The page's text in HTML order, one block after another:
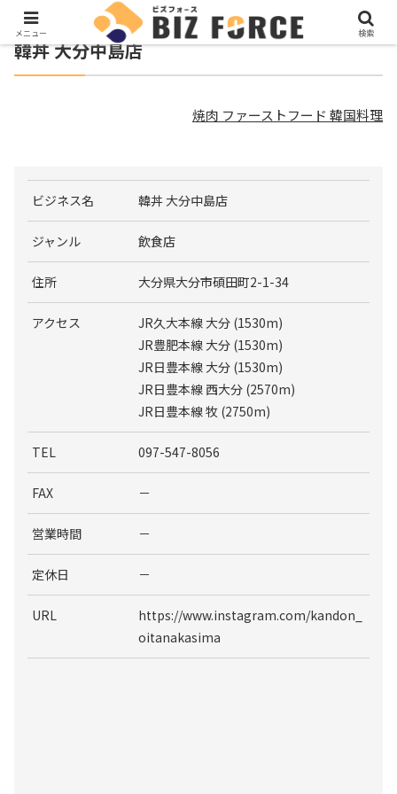
韓丼 大分中島店
焼肉 ファーストフード 韓国料理
ビジネス名 韓丼 大分中島店
ジャンル 飲食店
住所 大分県大分市碩田町2-1-34
アクセス
JR久大本線 大分 (1530m)
JR豊肥本線 大分 (1530m)
JR日豊本線 大分 (1530m)
JR日豊本線 西大分 (2570m)
JR日豊本線 牧 (2750m)
TEL 097-547-8056
FAX －
営業時間 －
定休日 －
URL
https://www.instagram.com/kandon_
oitanakasima
メニュー 検索